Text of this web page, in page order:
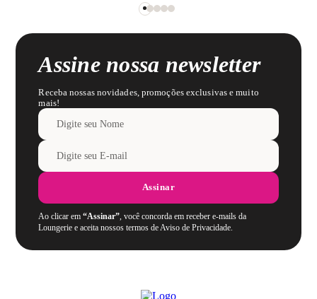
Assine nossa newsletter
Receba nossas novidades, promoções exclusivas e muito
mais!
Assinar
Ao clicar em“Assinar”, você concorda em receber e-mails da
Loungerie e aceita nossos termos de Aviso de Privacidade.